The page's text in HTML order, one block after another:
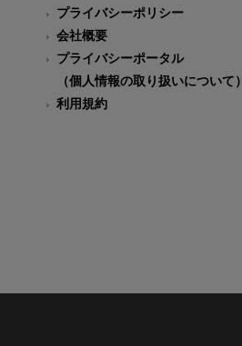
プライバシーポリシー
会社概要
プライバシーポータル
（個人情報の取り扱いについて）
利用規約